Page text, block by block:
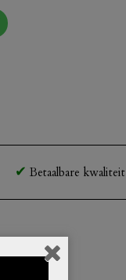
Betaalbare kwaliteit